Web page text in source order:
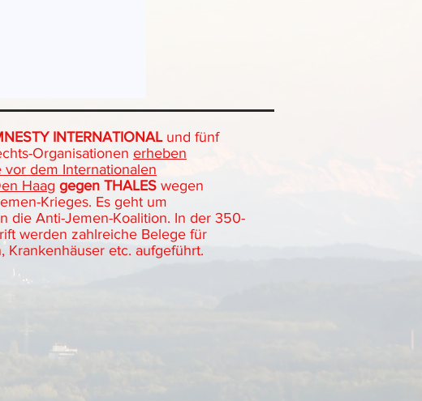
INTERNATIONALund fünf
Organisationen erheben
dem Internationalen
Haag gegen THALES wegen
Krieges. Es geht um
die Anti-Jemen-Koalition. In der 350-
werden zahlreiche Belege für
Krankenhäuser etc. aufgeführt.